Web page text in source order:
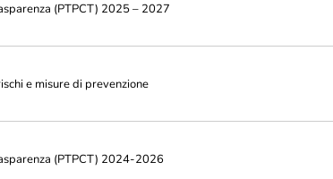
(PTPCT) 2025 – 2027
e misure di prevenzione
(PTPCT) 2024-2026